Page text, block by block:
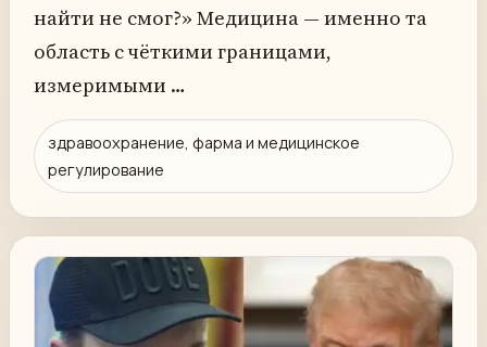
найти не смог?» Медицина — именно та
область с чёткими границами,
измеримыми …
здравоохранение, фарма и медицинское
регулирование